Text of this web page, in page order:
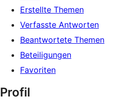
Erstellte Themen
Verfasste Antworten
Beantwortete Themen
Beteiligungen
Favoriten
Profil